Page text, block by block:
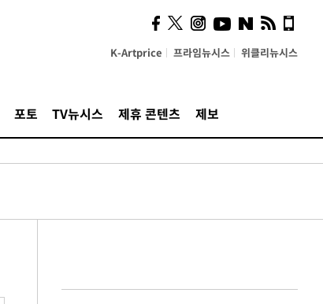
K-Artprice 프라임뉴시스 위클리뉴시스
포토 TV뉴시스 제휴 콘텐츠 제보
의견, 국토부·LH에 충실히
전달할 것"